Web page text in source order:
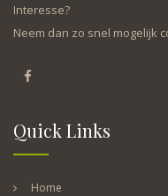
Interesse?
Neem dan zo snel mogelijk
Quick Links
Home